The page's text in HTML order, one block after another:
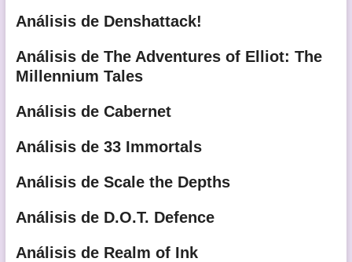
Análisis de Denshattack!
Análisis de The Adventures of Elliot: The
Millennium Tales
Análisis de Cabernet
Análisis de 33 Immortals
Análisis de Scale the Depths
Análisis de D.O.T. Defence
Análisis de Realm of Ink